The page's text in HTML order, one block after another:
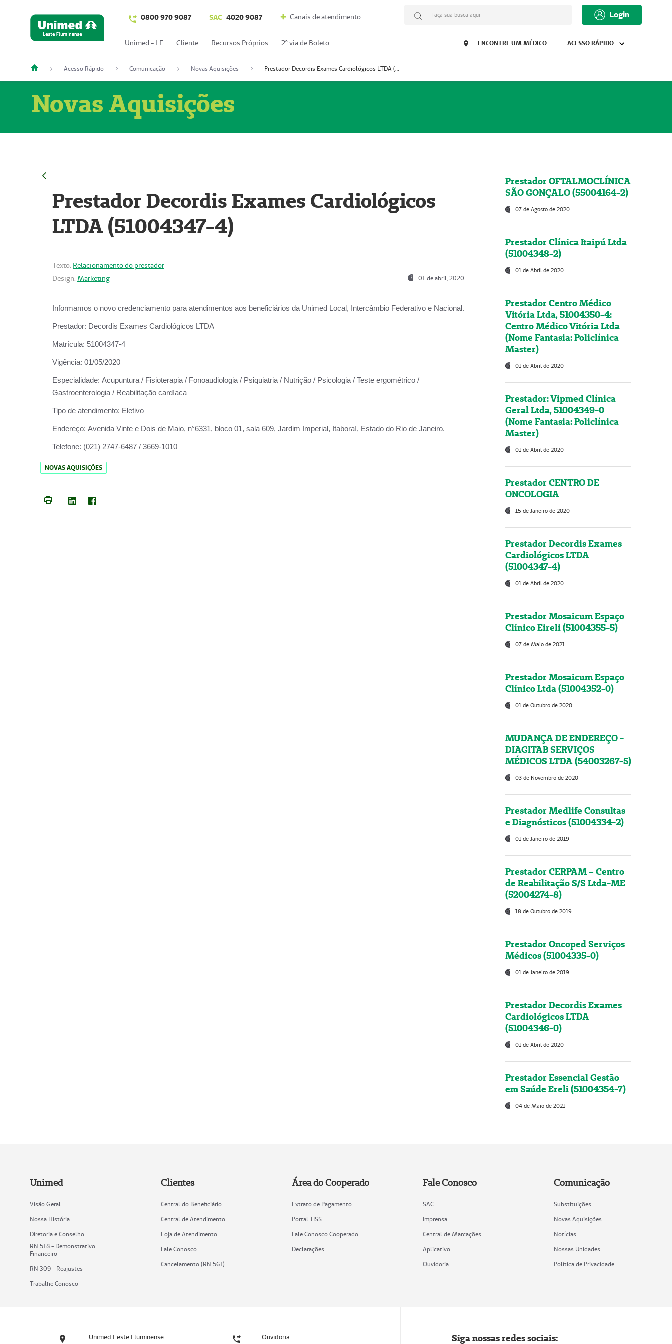
0800 970 9087 SAC 4020 9087 Canais de atendimento Faça sua busca aqui Login
Unimed - LF Cliente Recursos Próprios 2º via de Boleto ENCONTRE UM MÉDICO ACESSO RÁPIDO
Acesso Rápido Comunicação Novas Aquisições Prestador Decordis Exames Cardiológicos LTDA (51004347-4)
Novas Aquisições
Prestador Decordis Exames Cardiológicos
LTDA (51004347-4)
Texto: Relacionamento do prestador
Design: Marketing 01 de abril, 2020
Informamos o novo credenciamento para atendimentos aos beneficiários da Unimed Local, Intercâmbio Federativo e Nacional.
Prestador: Decordis Exames Cardiológicos LTDA
Matrícula: 51004347-4
Vigência: 01/05/2020
Especialidade: Acupuntura / Fisioterapia / Fonoaudiologia / Psiquiatria / Nutrição / Psicologia / Teste ergométrico /
Gastroenterologia / Reabilitação cardíaca
Tipo de atendimento: Eletivo
Endereço: Avenida Vinte e Dois de Maio, n°6331, bloco 01, sala 609, Jardim Imperial, Itaboraí, Estado do Rio de Janeiro.
Telefone: (021) 2747-6487 / 3669-1010
NOVAS AQUISIÇÕES
Prestador OFTALMOCLÍNICA
SÃO GONÇALO (55004164-2)
07 de Agosto de 2020
Prestador Clínica Itaipú Ltda
(51004348-2)
01 de Abril de 2020
Prestador Centro Médico
Vitória Ltda, 51004350-4:
Centro Médico Vitória Ltda
(Nome Fantasia: Policlínica
Master)
01 de Abril de 2020
Prestador: Vipmed Clínica
Geral Ltda, 51004349-0
(Nome Fantasia: Policlínica
Master)
01 de Abril de 2020
Prestador CENTRO DE
ONCOLOGIA
15 de Janeiro de 2020
Prestador Decordis Exames
Cardiológicos LTDA
(51004347-4)
01 de Abril de 2020
Prestador Mosaicum Espaço
Clínico Eireli (51004355-5)
07 de Maio de 2021
Prestador Mosaicum Espaço
Clínico Ltda (51004352-0)
01 de Outubro de 2020
MUDANÇA DE ENDEREÇO -
DIAGITAB SERVIÇOS
MÉDICOS LTDA (54003267-5)
03 de Novembro de 2020
Prestador Medlife Consultas
e Diagnósticos (51004334-2)
01 de Janeiro de 2019
Prestador CERPAM – Centro
de Reabilitação S/S Ltda-ME
(52004274-8)
18 de Outubro de 2019
Prestador Oncoped Serviços
Médicos (51004335-0)
01 de Janeiro de 2019
Prestador Decordis Exames
Cardiológicos LTDA
(51004346-0)
01 de Abril de 2020
Prestador Essencial Gestão
em Saúde Ereli (51004354-7)
04 de Maio de 2021
Unimed
Visão Geral
Nossa História
Diretoria e Conselho
RN 518 - Demonstrativo
Financeiro
RN 309 - Reajustes
Trabalhe Conosco
Clientes
Central do Beneficiário
Central de Atendimento
Loja de Atendimento
Fale Conosco
Cancelamento (RN 561)
Área do Cooperado
Extrato de Pagamento
Portal TISS
Fale Conosco Cooperado
Declarações
Fale Conosco
SAC
Imprensa
Central de Marcações
Aplicativo
Ouvidoria
Comunicação
Substituições
Novas Aquisições
Notícias
Nossas Unidades
Política de Privacidade
Unimed Leste Fluminense Ouvidoria Siga nossas redes sociais: